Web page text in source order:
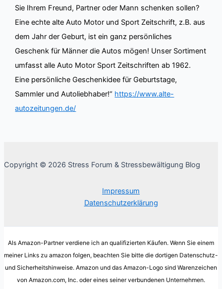
Sie Ihrem Freund, Partner oder Mann schenken sollen?
Eine echte alte Auto Motor und Sport Zeitschrift, z.B. aus
dem Jahr der Geburt, ist ein ganz persönliches
Geschenk für Männer die Autos mögen! Unser Sortiment
umfasst alle Auto Motor Sport Zeitschriften ab 1962.
Eine persönliche Geschenkidee für Geburtstage,
Sammler und Autoliebhaber!“ https://www.alte-
autozeitungen.de/
Copyright © 2026 Stress Forum & Stressbewältigung Blog
Impressum
Datenschutzerklärung
Als Amazon-Partner verdiene ich an qualifizierten Käufen. Wenn Sie einem
meiner Links zu amazon folgen, beachten Sie bitte die dortigen Datenschutz-
und Sicherheitshinweise. Amazon und das Amazon-Logo sind Warenzeichen
von Amazon.com, Inc. oder eines seiner verbundenen Unternehmen.